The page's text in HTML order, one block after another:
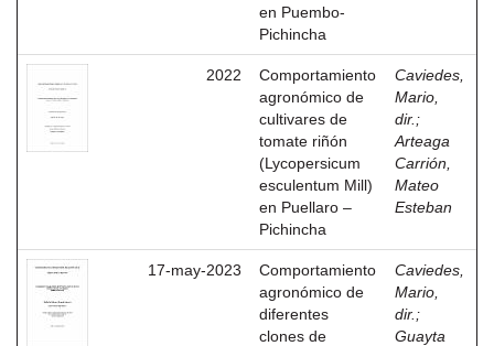
en Puembo-
Pichincha
2022
Comportamiento
agronómico de
cultivares de
tomate riñón
(Lycopersicum
esculentum Mill)
en Puellaro –
Pichincha
Caviedes,
Mario,
dir. ;
Arteaga
Carrión,
Mateo
Esteban
17-may-2023
Comportamiento
agronómico de
diferentes
clones de
Caviedes,
Mario,
dir. ;
Guayta